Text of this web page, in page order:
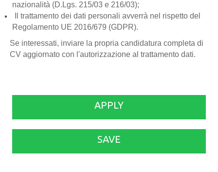
nazionalità (D.Lgs. 215/03 e 216/03);
Il trattamento dei dati personali avverrà nel rispetto del
Regolamento UE 2016/679 (GDPR).
Se interessati, inviare la propria candidatura completa di
CV aggiornato con l'autorizzazione al trattamento dati.
APPLY
SAVE